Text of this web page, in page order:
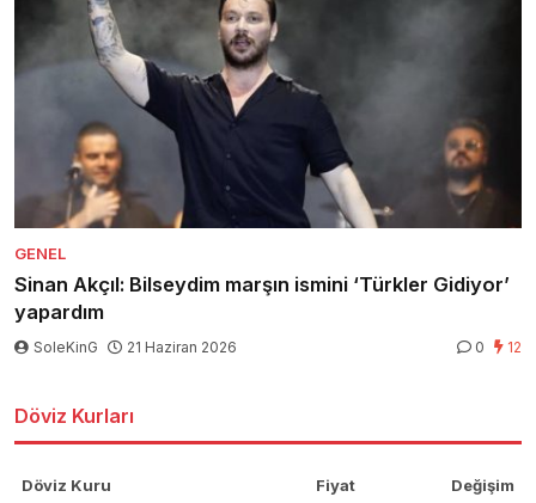
GENEL
Sinan Akçıl: Bilseydim marşın ismini ‘Türkler Gidiyor’
yapardım
SoleKinG 21 Haziran 2026 0 12
Döviz Kurları
Döviz Kuru Fiyat Değişim